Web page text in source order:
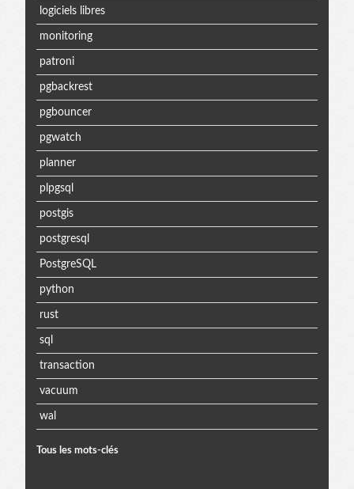
logiciels libres
monitoring
patroni
pgbackrest
pgbouncer
pgwatch
planner
plpgsql
postgis
postgresql
PostgreSQL
python
rust
sql
transaction
vacuum
wal
Tous les mots-clés